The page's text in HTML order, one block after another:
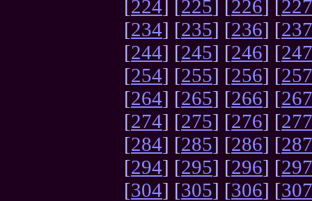
[224] [225] [226] [227
[234] [235] [236] [237
[244] [245] [246] [247
[254] [255] [256] [257
[264] [265] [266] [267
[274] [275] [276] [277
[284] [285] [286] [287
[294] [295] [296] [297
[304] [305] [306] [307